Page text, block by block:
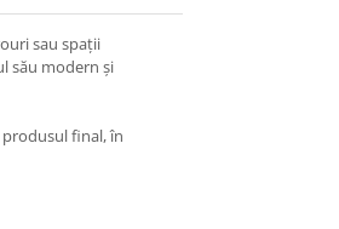
sau spații
său modern și
final, în